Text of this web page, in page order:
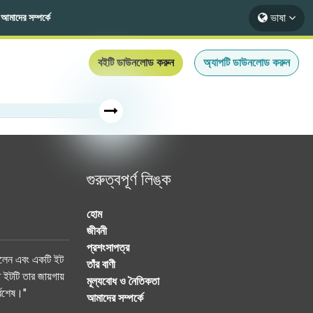
আমাদের সম্পর্কে ভাষা
বইটি ডাউনলোড করুন অ্যাপটি ডাউনলোড করুন
এবং একটি ইট
তার জায়গায়
গুরুত্বপূর্ণ লিঙ্ক
হোম
জীবনী
প্রশংসাপত্র
তাঁর বাণী
মূল্যবোধ ও নৈতিকতা
আমাদের সম্পর্কে